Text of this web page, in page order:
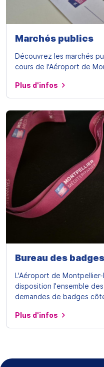
Marchés publics
Découvrez les marchés
cours de l'Aéroport de
Plus d'infos
Bureau des badges
L'Aéroport de
disposition l'ensemble
demandes de badges
Plus d'infos